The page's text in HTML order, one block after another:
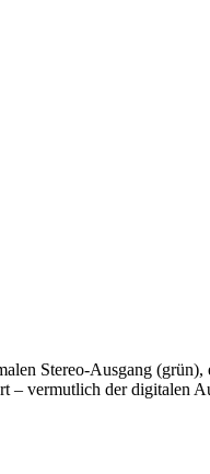
Stereo-Ausgang
– vermutlich der digitalen